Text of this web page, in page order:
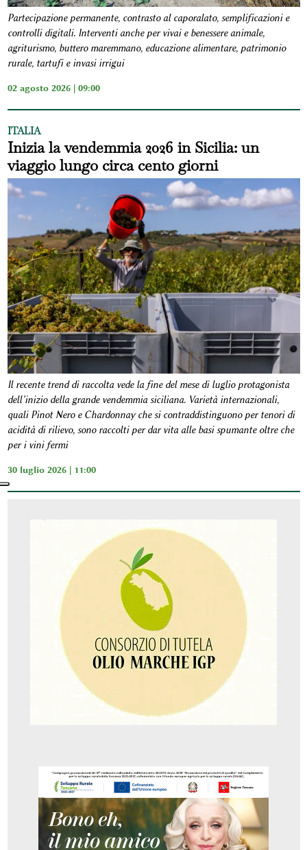
Partecipazione permanente, contrasto al caporalato, semplificazioni e
controlli digitali. Interventi anche per vivai e benessere animale,
agriturismo, buttero maremmano, educazione alimentare, patrimonio
rurale, tartufi e invasi irrigui
02 agosto 2026 | 09:00
ITALIA
Inizia la vendemmia 2026 in Sicilia: un
viaggio lungo circa cento giorni
Il recente trend di raccolta vede la fine del mese di luglio protagonista
dell’inizio della grande vendemmia siciliana. Varietà internazionali,
quali Pinot Nero e Chardonnay che si contraddistinguono per tenori di
acidità di rilievo, sono raccolti per dar vita alle basi spumante oltre che
per i vini fermi
30 luglio 2026 | 11:00